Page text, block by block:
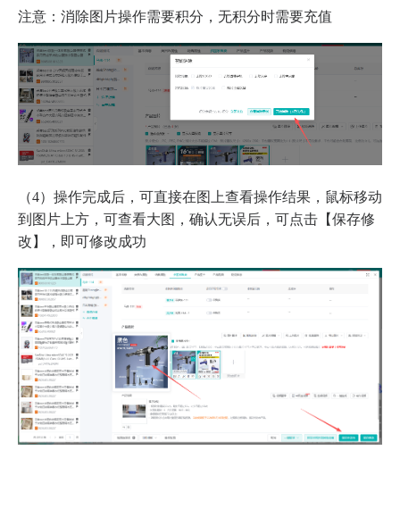
注意：消除图片操作需要积分，无积分时需要充值
（4）操作完成后，可直接在图上查看操作结果，鼠标移动
到图片上方，可查看大图，确认无误后，可点击【保存修
改】，即可修改成功